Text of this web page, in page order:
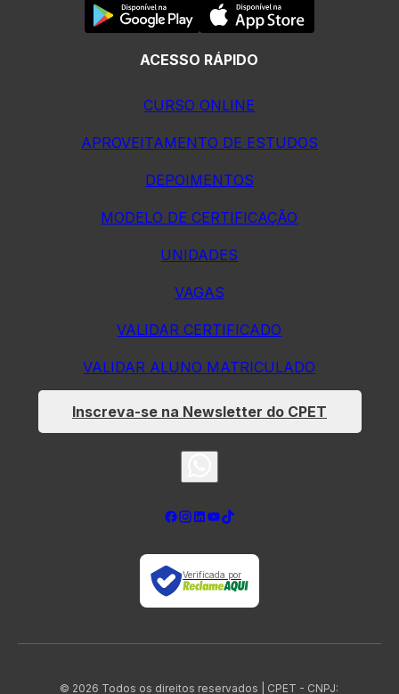
ACESSO RÁPIDO
CURSO ONLINE
APROVEITAMENTO DE ESTUDOS
DEPOIMENTOS
MODELO DE CERTIFICAÇÃO
UNIDADES
VAGAS
VALIDAR CERTIFICADO
VALIDAR ALUNO MATRICULADO
Inscreva-se na Newsletter do CPET
Verificada por
© 2026 Todos os direitos reservados | CPET - CNPJ: